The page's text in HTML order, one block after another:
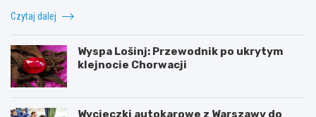
Czytaj dalej
Wyspa Lošinj: Przewodnik po ukrytym
klejnocie Chorwacji
Wycieczki autokarowe z Warszawy do